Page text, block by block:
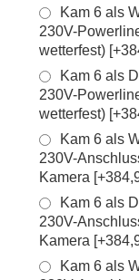
Kam 6 als
230V-
wetterfest)
Kam 6 als
230V-
wetterfest)
Kam 6 als
230V-
Kamera
Kam 6 als
230V-
Kamera
Kam 6 als